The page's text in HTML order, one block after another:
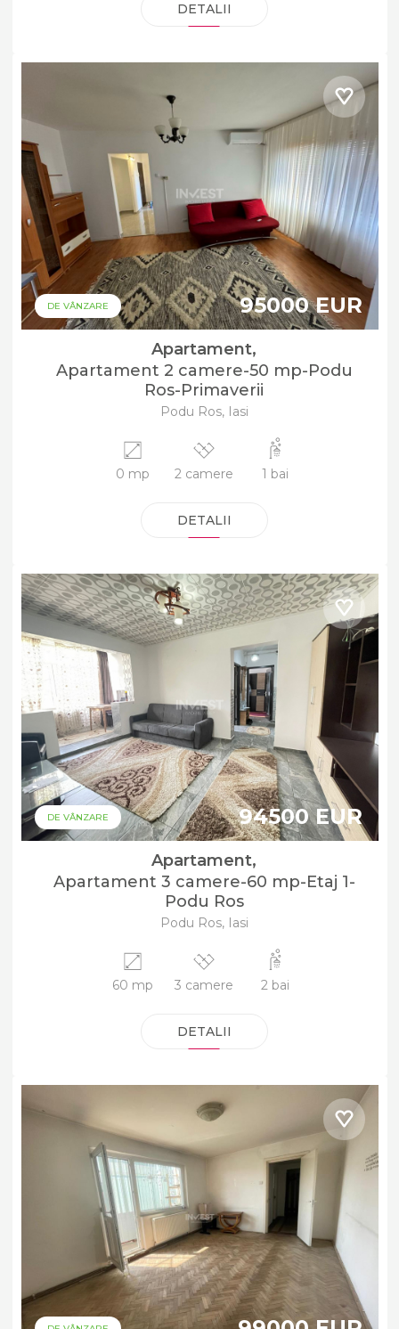
DETALII
DE VÂNZARE 95000 EUR
Apartament,
Apartament 2 camere-50 mp-Podu
Ros-Primaverii
Podu Ros, Iasi
0 mp 2 camere 1 bai
DETALII
DE VÂNZARE 94500 EUR
Apartament,
Apartament 3 camere-60 mp-Etaj 1-
Podu Ros
Podu Ros, Iasi
60 mp 3 camere 2 bai
DETALII